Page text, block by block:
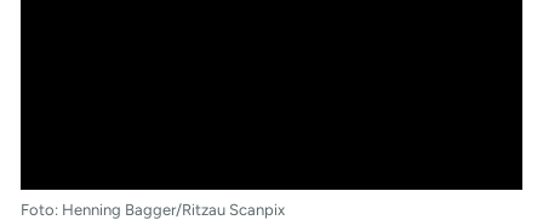
Foto: Henning Bagger/Ritzau Scanpix